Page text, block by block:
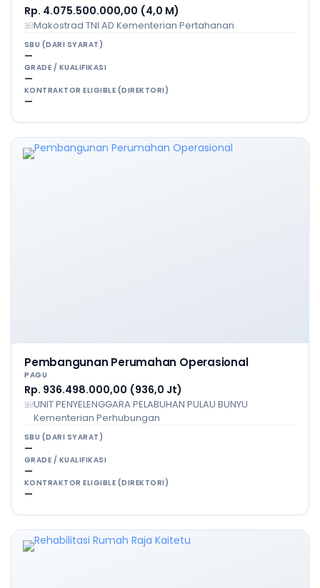
Rp. 4.075.500.000,00 (4,0 M)
Makostrad TNI AD Kementerian Pertahanan
SBU (DARI SYARAT)
—
GRADE / KUALIFIKASI
—
KONTRAKTOR ELIGIBLE (DIREKTORI)
—
Pembangunan Perumahan Operasional
PAGU
Rp. 936.498.000,00 (936,0 Jt)
UNIT PENYELENGGARA PELABUHAN PULAU BUNYU
Kementerian Perhubungan
SBU (DARI SYARAT)
—
GRADE / KUALIFIKASI
—
KONTRAKTOR ELIGIBLE (DIREKTORI)
—